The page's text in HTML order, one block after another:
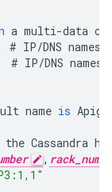
a multi-data
# IP/DNS names
# IP/DNS names
name is
the Cassandra
,